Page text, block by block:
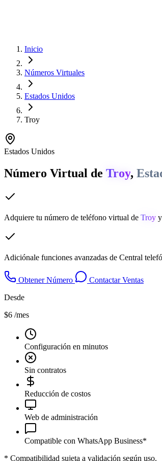
Inicio
Números Virtuales
Estados Unidos
Troy
Estados Unidos
Número Virtual de Troy,
Adquiere tu número de teléfono virtual de Troy
Adiciónale funciones avanzadas de Central
Obtener Número
Contactar Ventas
Desde
$6 /mes
Configuración en minutos
Sin contratos
Reducción de costos
Web de administración
Compatible con WhatsApp Business*
* Compatibilidad sujeta a validación según uso.